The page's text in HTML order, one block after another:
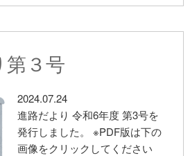
よ
４
号”
の
３号
2024.07.24
進路だより 令和6年度 第3号を
発行しました。 ※PDF版は下の
画像をクリックしてください